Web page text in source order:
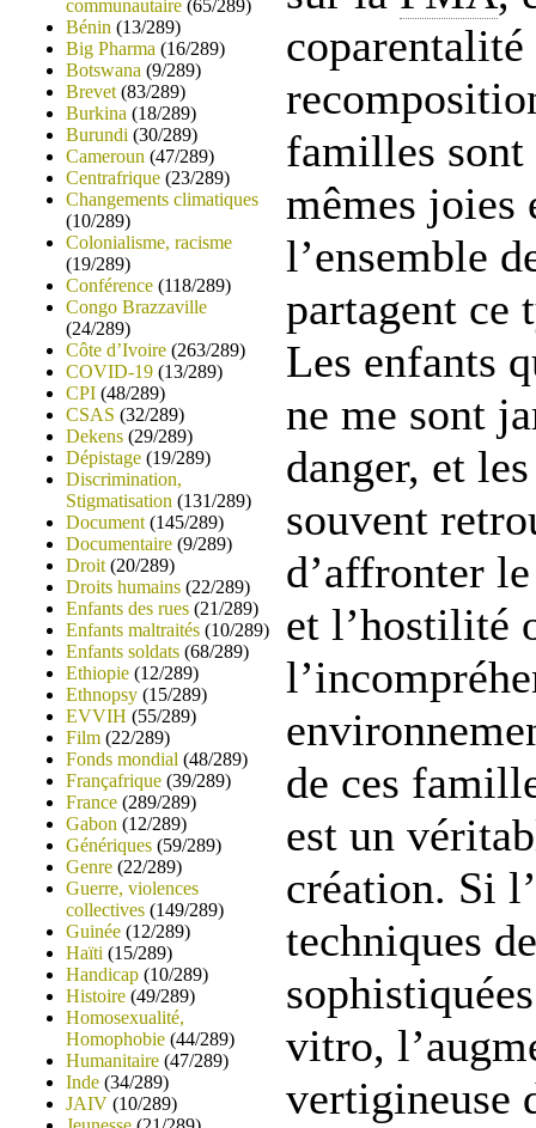
communautaire (65/289)
Bénin (13/289)
Big Pharma (16/289)
Botswana (9/289)
Brevet (83/289)
Burkina (18/289)
Burundi (30/289)
Cameroun (47/289)
Centrafrique (23/289)
Changements climatiques
(10/289)
Colonialisme, racisme
(19/289)
Conférence (118/289)
Congo Brazzaville
(24/289)
Côte d’Ivoire (263/289)
COVID-19 (13/289)
CPI (48/289)
CSAS (32/289)
Dekens (29/289)
Dépistage (19/289)
Discrimination,
Stigmatisation (131/289)
Document (145/289)
Documentaire (9/289)
Droit (20/289)
Droits humains (22/289)
Enfants des rues (21/289)
Enfants maltraités (10/289)
Enfants soldats (68/289)
Ethiopie (12/289)
Ethnopsy (15/289)
EVVIH (55/289)
Film (22/289)
Fonds mondial (48/289)
Françafrique (39/289)
France (289/289)
Gabon (12/289)
Génériques (59/289)
Genre (22/289)
Guerre, violences
collectives (149/289)
Guinée (12/289)
Haïti (15/289)
Handicap (10/289)
Histoire (49/289)
Homosexualité,
Homophobie (44/289)
Humanitaire (47/289)
Inde (34/289)
JAIV (10/289)
coparentalité
familles sont
mêmes joies
l’ensemble
partagent ce
Les enfants
ne me sont
danger, et
souvent
d’affronter
et l’hostilité
de ces
est un
création. Si
techniques
vitro,
vertigineuse